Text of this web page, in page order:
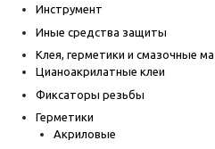
Инструмент
Иные средства защиты
Клея, герметики и смазочные
Цианоакрилатные клеи
Фиксаторы резьбы
Герметики
Акриловые